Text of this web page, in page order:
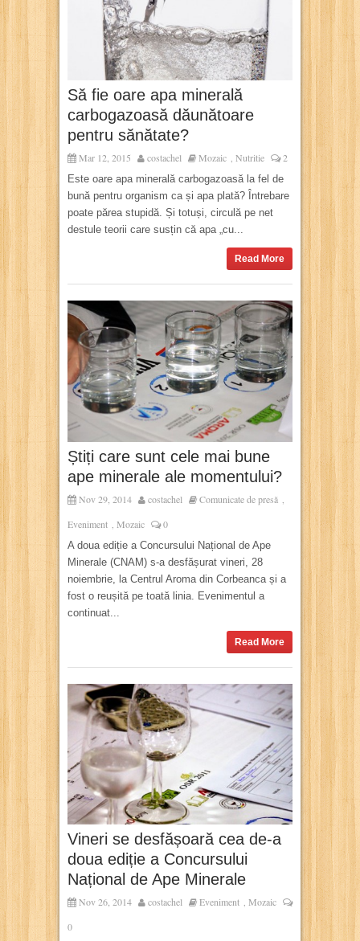
Să fie oare apa minerală
carbogazoasă dăunătoare
pentru sănătate?
Mar 12, 2015 costachel Mozaic , Nutritie 2
Este oare apa minerală carbogazoasă la fel de
bună pentru organism ca și apa plată? Întrebare
poate părea stupidă. Și totuși, circulă pe net
destule teorii care susțin că apa „cu...
Read More
Știți care sunt cele mai bune
ape minerale ale momentului?
Nov 29, 2014 costachel Comunicate de presă
Eveniment Mozaic 0
A doua ediție a Concursului Național de Ape
Minerale (CNAM) s-a desfășurat vineri, 28
noiembrie, la Centrul Aroma din Corbeanca și a
fost o reușită pe toată linia. Evenimentul a
continuat...
Read More
Vineri se desfășoară cea de-a
doua ediție a Concursului
Național de Ape Minerale
Nov 26, 2014 costachel Eveniment , Mozaic
0